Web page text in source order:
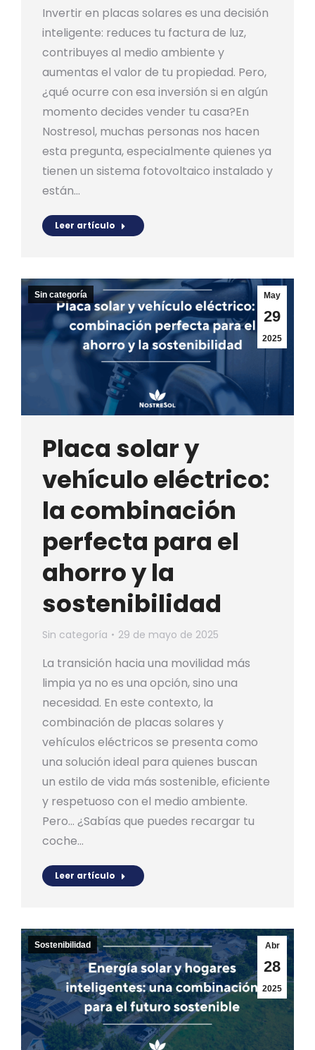
Invertir en placas solares es una decisión
inteligente: reduces tu factura de luz,
contribuyes al medio ambiente y
aumentas el valor de tu propiedad. Pero,
¿qué ocurre con esa inversión si en algún
momento decides vender tu casa?En
Nostresol, muchas personas nos hacen
esta pregunta, especialmente quienes ya
tienen un sistema fotovoltaico instalado y
están…
Leer artículo
May
29
2025
Sin categoría
Placa solar y
vehículo eléctrico:
la combinación
perfecta para el
ahorro y la
sostenibilidad
Sin categoría 29 de mayo de 2025
La transición hacia una movilidad más
limpia ya no es una opción, sino una
necesidad. En este contexto, la
combinación de placas solares y
vehículos eléctricos se presenta como
una solución ideal para quienes buscan
un estilo de vida más sostenible, eficiente
y respetuoso con el medio ambiente.
Pero… ¿Sabías que puedes recargar tu
coche…
Leer artículo
Abr
28
2025
Sostenibilidad